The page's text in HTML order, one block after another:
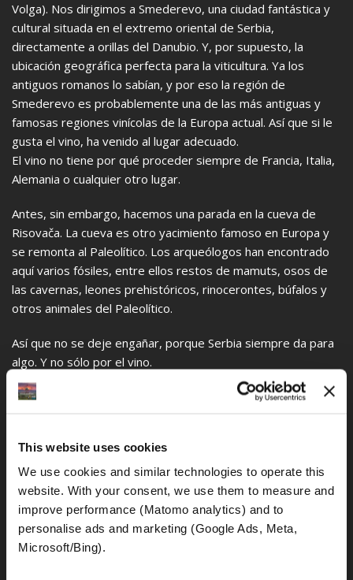
This website uses cookies
We use cookies and similar technologies to operate this
website. With your consent, we use them to measure and
improve performance (Matomo analytics) and to
personalise ads and marketing (Google Ads, Meta,
Microsoft/Bing).
Volga). Nos dirigimos a Smederevo, una ciudad fantástica y
cultural situada en el extremo oriental de Serbia,
directamente a orillas del Danubio. Y, por supuesto, la
ubicación geográfica perfecta para la viticultura. Ya los
antiguos romanos lo sabían, y por eso la región de
Smederevo es probablemente una de las más antiguas y
famosas regiones vinícolas de la Europa actual. Así que si le
gusta el vino, ha venido al lugar adecuado.
El vino no tiene por qué proceder siempre de Francia, Italia,
Alemania o cualquier otro lugar.
Antes, sin embargo, hacemos una parada en la cueva de
Risovača. La cueva es otro yacimiento famoso en Europa y
se remonta al Paleolítico. Los arqueólogos han encontrado
aquí varios fósiles, entre ellos restos de mamuts, osos de
las cavernas, leones prehistóricos, rinocerontes, búfalos y
otros animales del Paleolítico.
Así que no se deje engañar, porque Serbia siempre da para
algo. Y no sólo por el vino.